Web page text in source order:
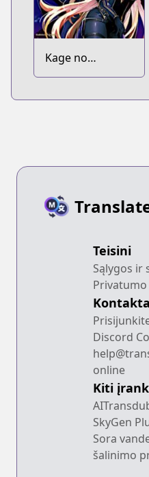
Kage no
Jitsuryokusha ni
Teisini
Sąlygos ir
Discord
online
Kiti
SkyGen
Sora
šalinimo